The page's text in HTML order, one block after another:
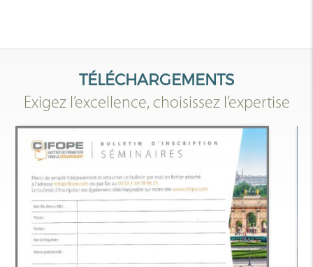
TÉLÉCHARGEMENTS
Exigez l’excellence, choisissez l’expertise